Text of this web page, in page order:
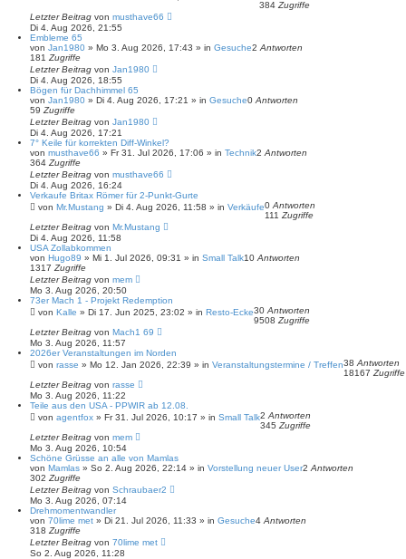
384 Zugriffe
Letzter Beitrag von musthave66
Di 4. Aug 2026, 21:55
Embleme 65
von Jan1980 » Mo 3. Aug 2026, 17:43 » in Gesuche2 Antworten
181 Zugriffe
Letzter Beitrag von Jan1980
Di 4. Aug 2026, 18:55
Bögen für Dachhimmel 65
von Jan1980 » Di 4. Aug 2026, 17:21 » in Gesuche0 Antworten
59 Zugriffe
Letzter Beitrag von Jan1980
Di 4. Aug 2026, 17:21
7° Keile für korrekten Diff-Winkel?
von musthave66 » Fr 31. Jul 2026, 17:06 » in Technik2 Antworten
364 Zugriffe
Letzter Beitrag von musthave66
Di 4. Aug 2026, 16:24
Verkaufe Britax Römer für 2-Punkt-Gurte
von Mr.Mustang » Di 4. Aug 2026, 11:58 » in Verkäufe0 Antworten
111 Zugriffe
Letzter Beitrag von Mr.Mustang
Di 4. Aug 2026, 11:58
USA Zollabkommen
von Hugo89 » Mi 1. Jul 2026, 09:31 » in Small Talk10 Antworten
1317 Zugriffe
Letzter Beitrag von mem
Mo 3. Aug 2026, 20:50
73er Mach 1 - Projekt Redemption
von Kalle » Di 17. Jun 2025, 23:02 » in Resto-Ecke30 Antworten
9508 Zugriffe
Letzter Beitrag von Mach1 69
Mo 3. Aug 2026, 11:57
2026er Veranstaltungen im Norden
von rasse » Mo 12. Jan 2026, 22:39 » in Veranstaltungstermine / Treffen38 Antworten
18167 Zugriffe
Letzter Beitrag von rasse
Mo 3. Aug 2026, 11:22
Teile aus den USA - PPWIR ab 12.08.
von agentfox » Fr 31. Jul 2026, 10:17 » in Small Talk2 Antworten
345 Zugriffe
Letzter Beitrag von mem
Mo 3. Aug 2026, 10:54
Schöne Grüsse an alle von Mamlas
von Mamlas » So 2. Aug 2026, 22:14 » in Vorstellung neuer User2 Antworten
302 Zugriffe
Letzter Beitrag von Schraubaer2
Mo 3. Aug 2026, 07:14
Drehmomentwandler
von 70lime met » Di 21. Jul 2026, 11:33 » in Gesuche4 Antworten
318 Zugriffe
Letzter Beitrag von 70lime met
So 2. Aug 2026, 11:28